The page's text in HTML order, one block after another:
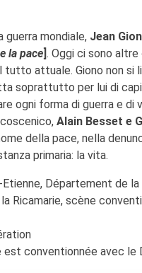
guerra mondiale, Jean
la pace . Oggi ci sono
tutto attuale. Giono non
soprattutto per lui di
ogni forma di guerra e di
Alain Besset e
della pace, nella
primaria: la vita.
Département de la
Ricamarie, scène
est conventionnée avec